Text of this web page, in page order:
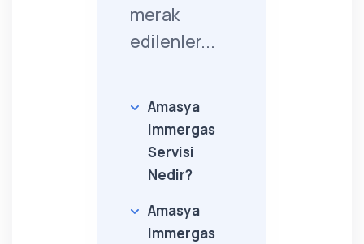
merak
edilenler...
Amasya
Immergas
Servisi
Nedir?
Amasya
Immergas